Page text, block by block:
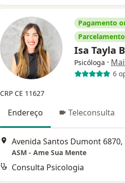
Pagamento
Isa Tayla
Psicóloga ·
6
CRP CE 11627
Endereço Teleconsulta
Avenida Santos Dumont 6870,
ASM - Ame Sua Mente
Consulta Psicologia